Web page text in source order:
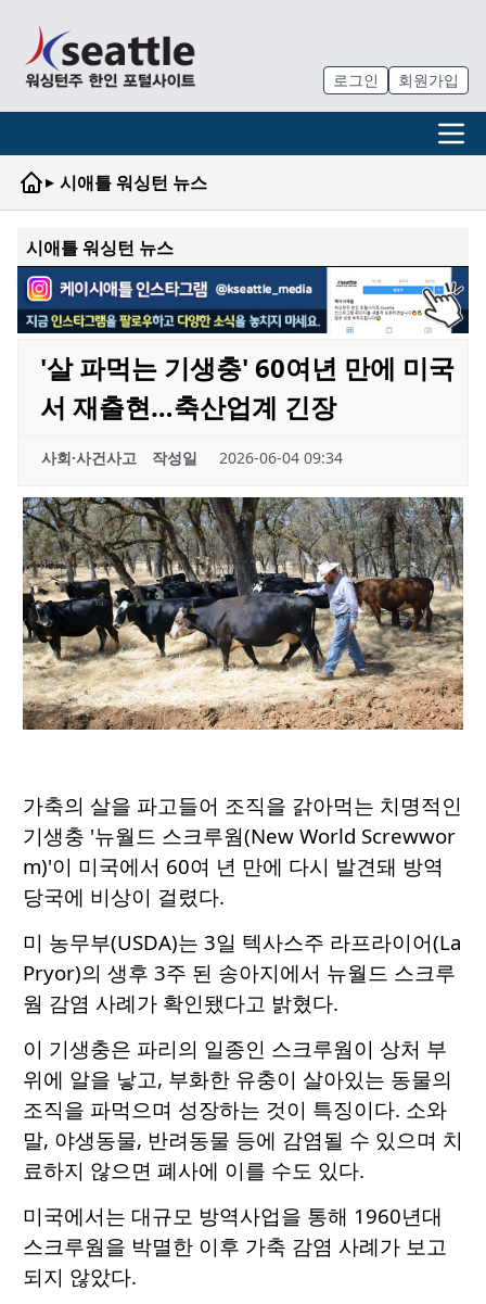
로그인 회원가입
▸ 시애틀 워싱턴 뉴스
시애틀 워싱턴 뉴스
'살 파먹는 기생충' 60여년 만에 미국
서 재출현…축산업계 긴장
사회·사건사고 작성일 2026-06-04 09:34
가축의 살을 파고들어 조직을 갉아먹는 치명적인
기생충 '뉴월드 스크루웜(New World Screwwor
m)'이 미국에서 60여 년 만에 다시 발견돼 방역
당국에 비상이 걸렸다.
미 농무부(USDA)는 3일 텍사스주 라프라이어(La
Pryor)의 생후 3주 된 송아지에서 뉴월드 스크루
웜 감염 사례가 확인됐다고 밝혔다.
이 기생충은 파리의 일종인 스크루웜이 상처 부
위에 알을 낳고, 부화한 유충이 살아있는 동물의
조직을 파먹으며 성장하는 것이 특징이다. 소와
말, 야생동물, 반려동물 등에 감염될 수 있으며 치
료하지 않으면 폐사에 이를 수도 있다.
미국에서는 대규모 방역사업을 통해 1960년대
스크루웜을 박멸한 이후 가축 감염 사례가 보고
되지 않았다.